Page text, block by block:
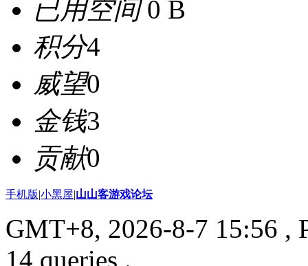
已用空间0 B
积分4
威望0
金钱3
贡献0
手机版|小黑屋|山山客游戏论坛
GMT+8, 2026-8-7 15:56 ,
14 queries .